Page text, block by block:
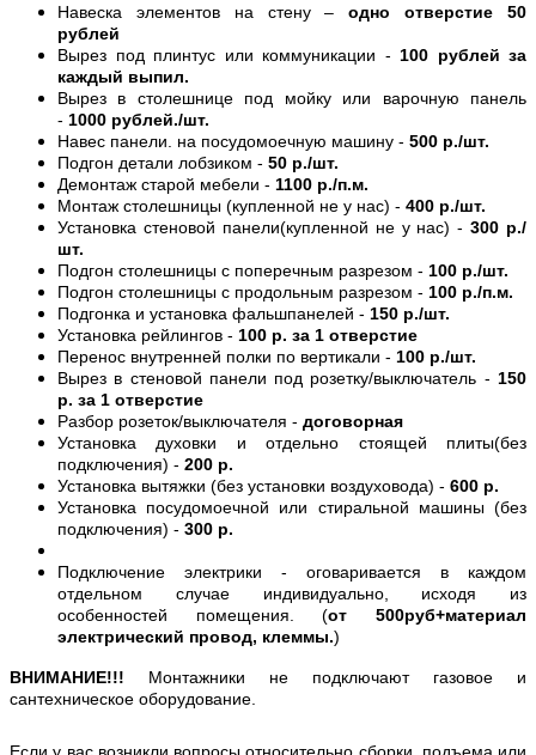
Навеска элементов на стену –одно отверстие 50
рублей
Вырез под плинтус или коммуникации - 100 рублей за
каждый выпил.
Вырез в столешнице под мойку или варочную панель
- 1000 рублей./шт.
Навес панели. на посудомоечную машину - 500 р./шт.
Подгон детали лобзиком - 50 р./шт.
Демонтаж старой мебели - 1100 р./п.м.
Монтаж столешницы (купленной не у нас) - 400 р./шт.
Установка стеновой панели(купленной не у нас) -300 р./
шт.
Подгон столешницы с поперечным разрезом - 100 р./шт.
Подгон столешницы с продольным разрезом - 100 р./п.м.
Подгонка и установка фальшпанелей - 150 р./шт.
Установка рейлингов - 100 р. за 1 отверстие
Перенос внутренней полки по вертикали - 100 р./шт.
Вырез в стеновой панели под розетку/выключатель - 150
р. за 1 отверстие
Разбор розеток/выключателя - договорная
Установка духовки и отдельно стоящей плиты(без
подключения) - 200 р.
Установка вытяжки (без установки воздуховода) - 600 р.
Установка посудомоечной или стиральной машины (без
подключения) - 300 р.
Подключение электрики - оговаривается в каждом
отдельном случае индивидуально, исходя из
особенностей помещения. (от 500руб+материал
электрический провод, клеммы.)
ВНИМАНИЕ!!! Монтажники не подключают газовое и
сантехническое оборудование.
Если у вас возникли вопросы относительно сборки, подъема или